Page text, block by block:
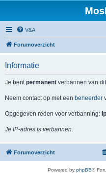
V&A
Forumoverzicht
Informatie
Je bentpermanent verbannen van
Neem contact op met een beheerder
Opgegeven reden voor verbanning:
Je IP-adres is verbannen.
Forumoverzicht
Powered by phpBB®